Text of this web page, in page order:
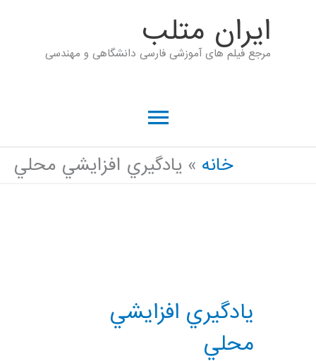
ايران متلب
مرجع فیلم های آموزشی فارسی دانشگاهی و مهندسی
فهرست
اصلی
خانه يادگيري افزايشي محلي
يادگيري افزايشي
محلي